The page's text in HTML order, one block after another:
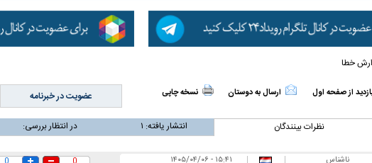
خطا
از صفحه اول ارسال به دوستان نسخه چاپی عضویت در خبرنامه
نظرات بینندگان انتشار یافته: ۱ در انتظار بررسی:
ناشناس |
| ۱۵:۴۱ - ۱۴۰۵/۰۴/۰۶
آخرین مصاحبه‌ی شاه در ایران
ریشه‌های عزاداری ماه محرم در فرهنگ
عزاداری ماه
انجام می‌شد؟